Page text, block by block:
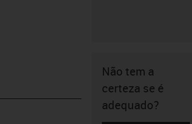
Não tem a
certeza se é
adequado?